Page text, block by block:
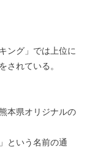
ング」では上位に
されている。
本県オリジナルの
という名前の通